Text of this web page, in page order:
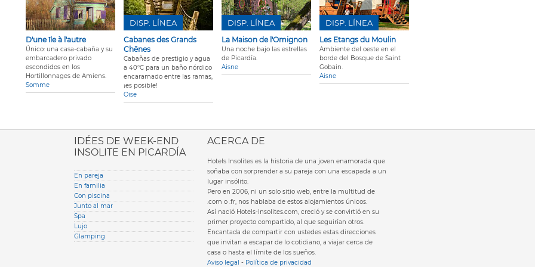
D'une île à l'autre
Único: una casa-cabaña y su
embarcadero privado
escondidos en los
Hortillonnages de Amiens.
Somme
Cabanes des Grands
Chênes
Cabañas de prestigio y agua
a 40°C para un baño nórdico
encaramado entre las ramas,
¡es posible!
Oise
DISP. LÍNEA
La Maison de l'Omignon
Una noche bajo las estrellas
de Picardía.
Aisne
DISP. LÍNEA
Les Etangs du Moulin
Ambiente del oeste en el
borde del Bosque de Saint
Gobain.
Aisne
DISP. LÍNEA
italiana
IDÉES DE WEEK-END
INSOLITE EN PICARDÍA
En pareja
En familia
Con piscina
Junto al mar
Spa
Lujo
Glamping
ACERCA DE
Hotels Insolites es la historia de una joven enamorada que
soñaba con sorprender a su pareja con una escapada a un
lugar insólito.
Pero en 2006, ni un solo sitio web, entre la multitud de
.com o .fr, nos hablaba de estos alojamientos únicos.
Así nació Hotels-Insolites.com, creció y se convirtió en su
primer proyecto compartido, al que seguirían otros.
Encantada de compartir con ustedes estas direcciones
que invitan a escapar de lo cotidiano, a viajar cerca de
casa o hasta el límite de los sueños.
Aviso legal - Política de privacidad